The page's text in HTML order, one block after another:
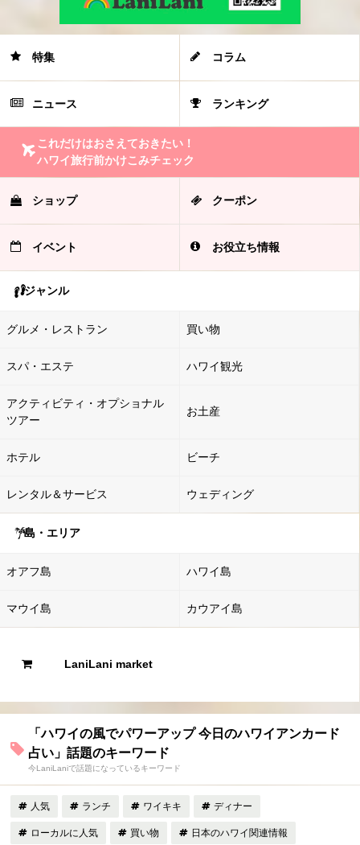
特集 コラム
ニュース ランキング
これだけはおさえておきたい！
ハワイ旅行前かけこみチェック
ショップ クーポン
イベント お役立ち情報
ジャンル
グルメ・レストラン 買い物
スパ・エステ ハワイ観光
アクティビティ・オプショナル
ツアー
お土産
ホテル ビーチ
レンタル＆サービス ウェディング
島・エリア
オアフ島 ハワイ島
マウイ島 カウアイ島
LaniLani market
「ハワイの風でパワーアップ 今日のハワイアンカード
占い」話題のキーワード
今LaniLaniで話題になっているキーワード
人気 ランチ ワイキキ ディナー
ローカルに人気 買い物 日本のハワイ関連情報